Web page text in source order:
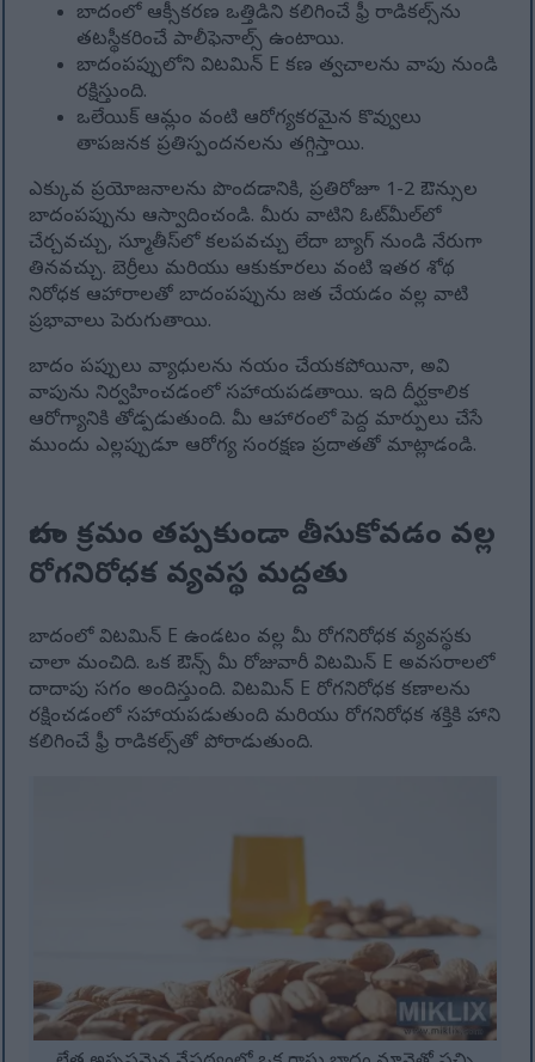
బాదంలో ఆక్సీకరణ ఒత్తిడిని కలిగించే ఫ్రీ రాడికల్స్‌ను
తటస్థీకరించే పాలీఫెనాల్స్ ఉంటాయి.
బాదంపప్పులోని విటమిన్ E కణ త్వచాలను వాపు నుండి
రక్షిస్తుంది.
ఒలేయిక్ ఆమ్లం వంటి ఆరోగ్యకరమైన కొవ్వులు
తాపజనక ప్రతిస్పందనలను తగ్గిస్తాయి.
ఎక్కువ ప్రయోజనాలను పొందడానికి, ప్రతిరోజూ 1-2 ఔన్సుల
బాదంపప్పును ఆస్వాదించండి. మీరు వాటిని ఓట్‌మీల్‌లో
చేర్చవచ్చు, స్మూతీస్‌లో కలపవచ్చు లేదా బ్యాగ్ నుండి నేరుగా
తినవచ్చు. బెర్రీలు మరియు ఆకుకూరలు వంటి ఇతర శోథ
నిరోధక ఆహారాలతో బాదంపప్పును జత చేయడం వల్ల వాటి
ప్రభావాలు పెరుగుతాయి.
బాదం పప్పులు వ్యాధులను నయం చేయకపోయినా, అవి
వాపును నిర్వహించడంలో సహాయపడతాయి. ఇది దీర్ఘకాలిక
ఆరోగ్యానికి తోడ్పడుతుంది. మీ ఆహారంలో పెద్ద మార్పులు చేసే
ముందు ఎల్లప్పుడూ ఆరోగ్య సంరక్షణ ప్రదాతతో మాట్లాడండి.
బాదం క్రమం తప్పకుండా తీసుకోవడం వల్ల
రోగనిరోధక వ్యవస్థ మద్దతు
బాదంలో విటమిన్ E ఉండటం వల్ల మీ రోగనిరోధక వ్యవస్థకు
చాలా మంచిది. ఒక ఔన్స్ మీ రోజువారీ విటమిన్ E అవసరాలలో
దాదాపు సగం అందిస్తుంది. విటమిన్ E రోగనిరోధక కణాలను
రక్షించడంలో సహాయపడుతుంది మరియు రోగనిరోధక శక్తికి హాని
కలిగించే ఫ్రీ రాడికల్స్‌తో పోరాడుతుంది.